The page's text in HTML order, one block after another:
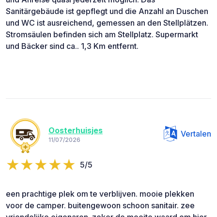
Sanitärgebäude ist gepflegt und die Anzahl an Duschen
und WC ist ausreichend, gemessen an den Stellplätzen.
Stromsäulen befinden sich am Stellplatz. Supermarkt
und Bäcker sind ca.. 1,3 Km entfernt.
Oosterhuisjes
11/07/2026
Vertalen
5/5
een prachtige plek om te verblijven. mooie plekken
voor de camper. buitengewoon schoon sanitair. zee